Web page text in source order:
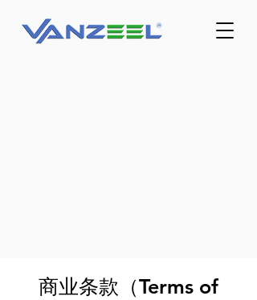
商业条款（Terms of